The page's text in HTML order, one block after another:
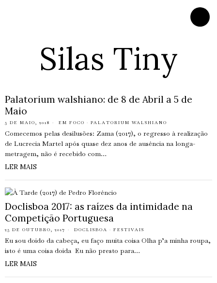
Silas Tiny
Palatorium walshiano: de 8 de Abril a 5 de
Maio
5 DE MAIO, 2018 EM FOCO · PALATORIUM WALSHIANO
Comecemos pelas desilusões: Zama (2017), o regresso à realização
de Lucrecia Martel após quase dez anos de ausência na longa-
metragem, não é recebido com…
LER MAIS
Doclisboa 2017: as raízes da intimidade na
Competição Portuguesa
25 DE OUTUBRO, 2017 DOCLISBOA · FESTIVAIS
Eu sou doido da cabeça, eu faço muita coisa Olha p’a minha roupa,
isto é uma coisa doida Eu não presto para…
LER MAIS